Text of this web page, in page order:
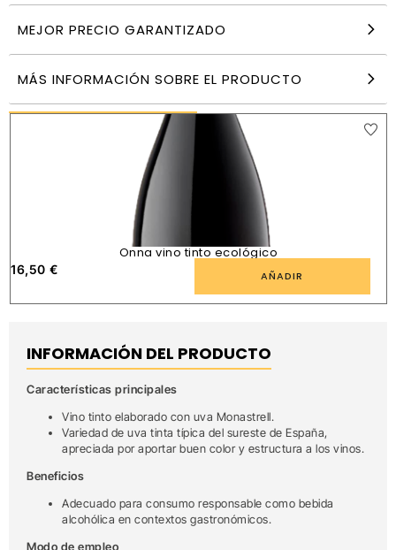
MEJOR PRECIO GARANTIZADO
MÁS INFORMACIÓN SOBRE EL PRODUCTO
12,95€
AÑADIR
PRODUCTOS SIMILARES
Onna vino tinto ecológico
16,50 € AÑADIR
INFORMACIÓN DEL PRODUCTO
Características principales
Vino tinto elaborado con uva Monastrell.
Variedad de uva tinta típica del sureste de España,
apreciada por aportar buen color y estructura a los vinos.
Beneficios
Adecuado para consumo responsable como bebida
alcohólica en contextos gastronómicos.
Modo de empleo